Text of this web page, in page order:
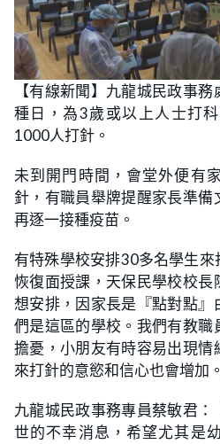
【有線新聞】九龍城民政事
種日，為3歲或以上人士打
1000人打針。
未到開門時間，會堂外便有
針，有職員舉牌提醒家長準備
再逐一接種疫苗。
有特殊學校安排30多名學生
恢復面授課，天保民學校校長
想安排，因家長是『點對點
們是這區的學校。我們有教職
擔憂，小朋友有時容易出現情
來打針的意慾和信心也會增加。
九龍城民政事務專員蔡敏君
世的不幸消息，希望尤其是